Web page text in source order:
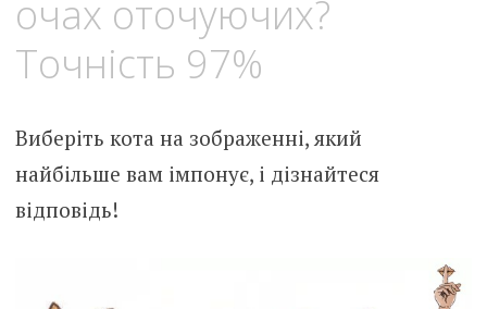
очах оточуючих?
Точність 97%
Виберіть кота на зображенні, який
найбільше вам імпонує, і дізнайтеся
відповідь!